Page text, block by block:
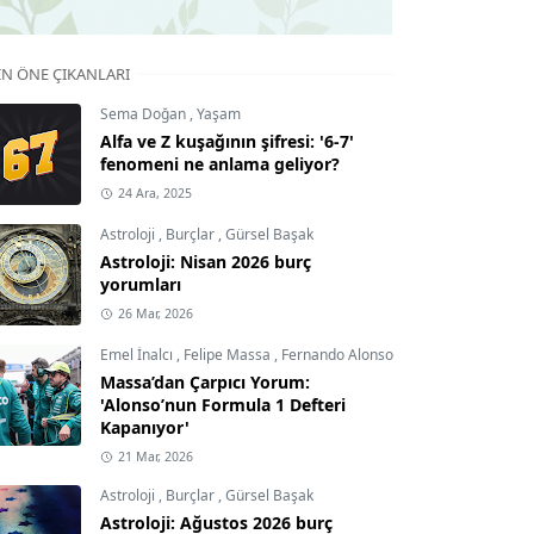
ÖNE ÇIKANLARI
Sema Doğan ,Yaşam
Alfa ve Z kuşağının şifresi: '6-7'
fenomeni ne anlama geliyor?
24 Ara, 2025
Astroloji , Burçlar ,Gürsel Başak
Astroloji: Nisan 2026 burç
yorumları
26 Mar, 2026
Emel İnalcı , Felipe Massa , Fernando Alonso
Massa’dan Çarpıcı Yorum:
'Alonso’nun Formula 1 Defteri
Kapanıyor'
21 Mar, 2026
Astroloji , Burçlar ,Gürsel Başak
Astroloji: Ağustos 2026 burç